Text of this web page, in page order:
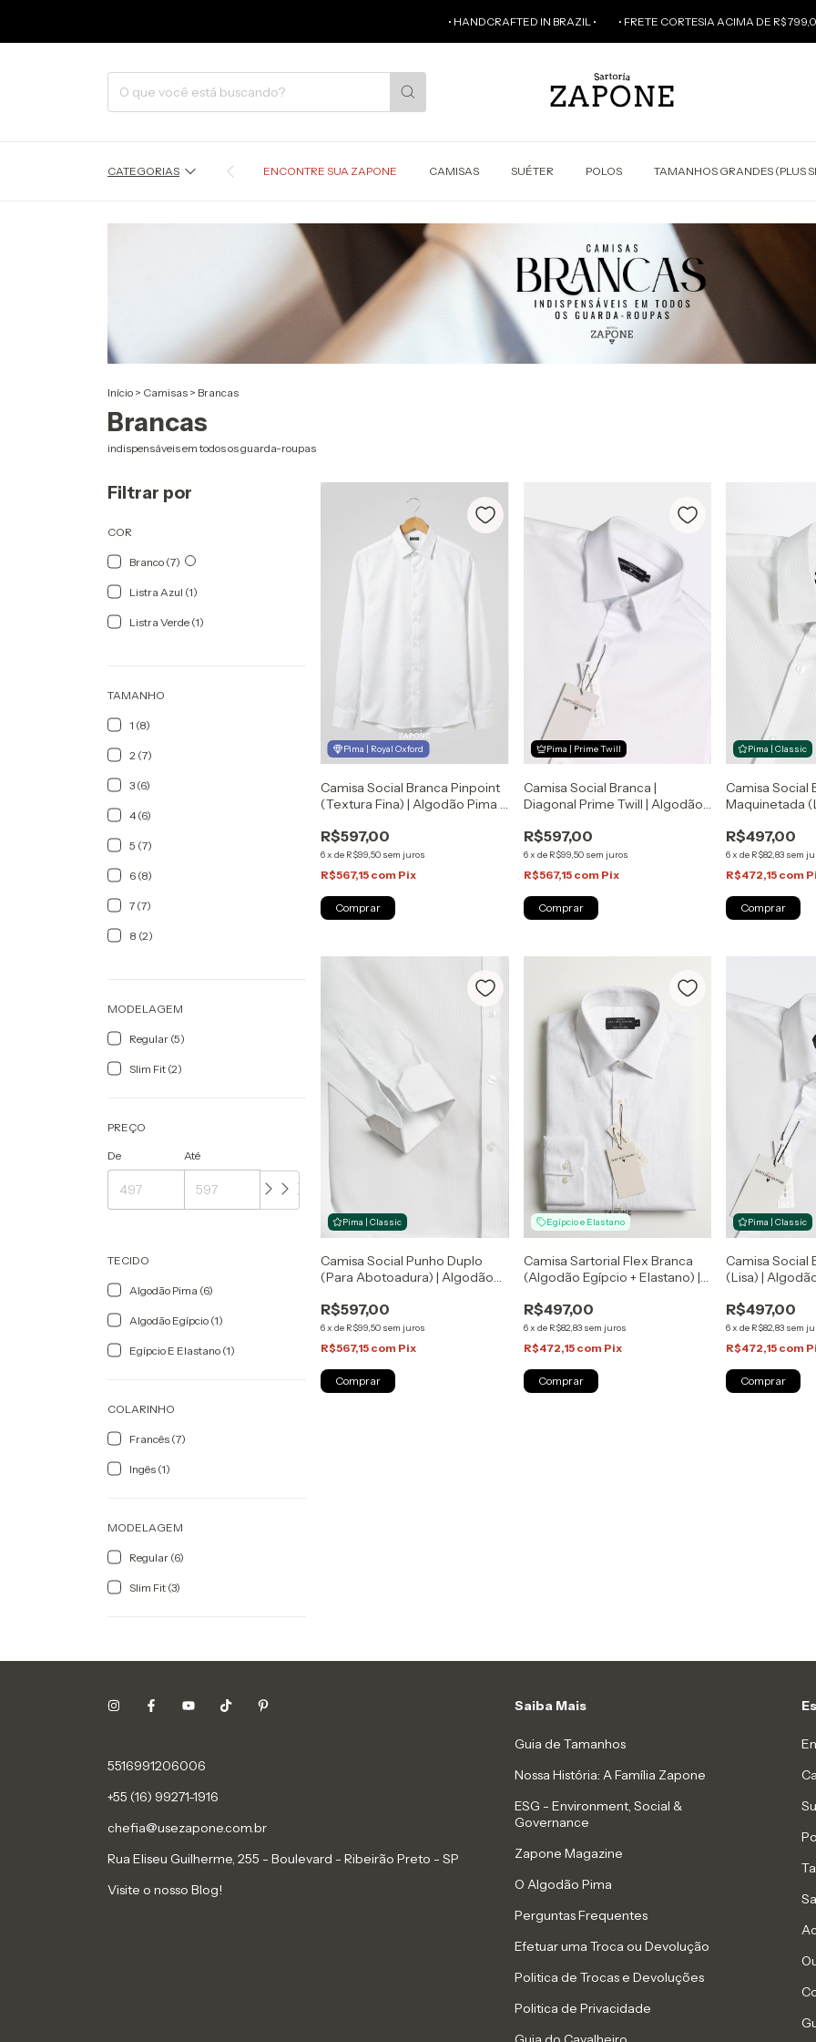
• HANDCRAFTED IN BRAZIL • • FRETE CORTESIA ACIMA DE R$ 799,00
CATEGORIAS ENCONTRE SUA ZAPONE CAMISAS SUÉTER POLOS TAMANHOS GRANDES (PLUS
Início > Camisas > Brancas
Brancas
indispensáveis em todos os guarda-roupas
Filtrar por
COR
Branco (7)
Listra Azul (1)
Listra Verde (1)
TAMANHO
1 (8)
2 (7)
3 (6)
4 (6)
5 (7)
6 (8)
7 (7)
8 (2)
MODELAGEM
Regular (5)
Slim Fit (2)
PREÇO
De Até
TECIDO
Algodão Pima (6)
Algodão Egípcio (1)
Egípcio E Elastano (1)
COLARINHO
Francês (7)
Ingês (1)
MODELAGEM
Regular (6)
Slim Fit (3)
Pima | Royal Oxford
Camisa Social Branca Pinpoint
(Textura Fina) | Algodão Pima |
R$597,00
6xde R$99,50 sem juros
R$567,15 com Pix
Comprar
Pima | Prime Twill
Camisa Social Branca |
Diagonal Prime Twill | Algodão
R$597,00
6x de R$99,50 sem juros
R$567,15 com Pix
Comprar
Pima | Classic
Camisa Social
Maquinetada
Sartoria Zapone
R$497,00
6xde R$82,83 sem
R$472,15 com
Comprar
Pima | Classic
Camisa Social Punho Duplo
(Para Abotoadura) | Algodão
R$597,00
6xde R$99,50 sem juros
R$567,15 com Pix
Comprar
Egípcio e Elastano
Camisa Sartorial Flex Branca
(Algodão Egípcio + Elastano) |
R$497,00
6x de R$82,83 sem juros
R$472,15 com Pix
Comprar
Pima | Classic
Camisa Social
(Lisa) |
R$497,00
6xde R$82,83 sem
R$472,15 com
Comprar
5516991206006
+55 (16) 99271-1916
chefia@usezapone.com.br
Rua Eliseu Guilherme, 255 - Boulevard - Ribeirão Preto - SP
Visite o nosso Blog!
Saiba Mais
Guia de Tamanhos
Nossa História: A Família Zapone
ESG - Environment, Social &
Governance
Zapone Magazine
O Algodão Pima
Perguntas Frequentes
Efetuar uma Troca ou Devolução
Politica de Trocas e Devoluções
Politica de Privacidade